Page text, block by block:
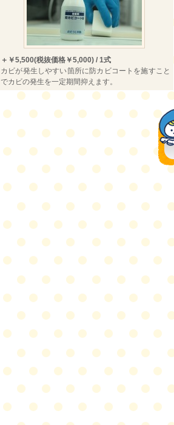
＋￥5,500(税抜価格￥5,000) / 1式
カビが発生しやすい箇所に防カビコートを施すこと
でカビの発生を一定期間抑えます。